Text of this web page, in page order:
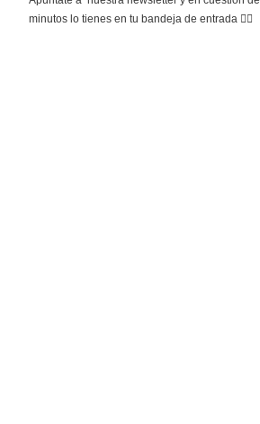
minutos lo tienes en tu bandeja de entrada 👇🏻